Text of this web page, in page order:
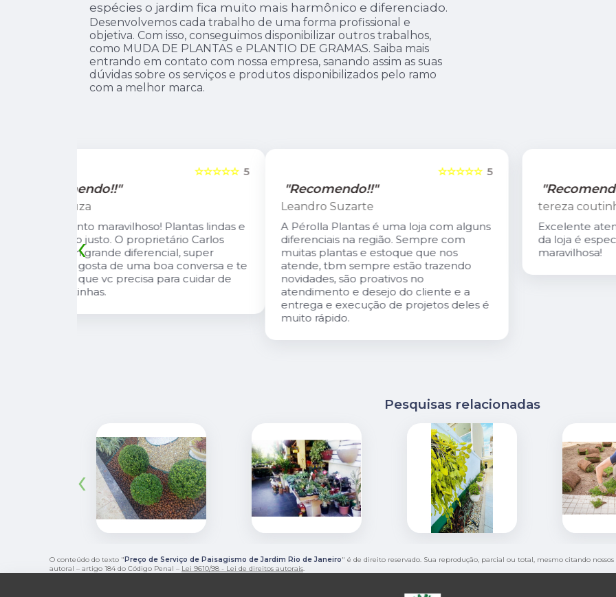
espécies o jardim fica muito mais harmônico e diferenciado.
Desenvolvemos cada trabalho de uma forma profissional e
objetiva. Com isso, conseguimos disponibilizar outros trabalhos,
como MUDA DE PLANTAS e PLANTIO DE GRAMAS. Saiba mais
entrando em contato com nossa empresa, sanando assim as suas
dúvidas sobre os serviços e produtos disponibilizados pelo ramo
com a melhor marca.
"Recomendo!!"
A Pérolla Plantas é uma loja com alguns
diferenciais na região. Sempre com
muitas plantas e estoque que nos
atende, tbm sempre estão trazendo
novidades, são proativos no
atendimento e desejo do cliente e a
entrega e execução de projetos deles é
muito rápido.
"Recomendo!!"
tereza coutinho
Excelente atendimento. O Carlis,dono
da loja é especialmente gentil. A loja é
maravilhosa!
‹
Pesquisas relacionadas
‹
O conteúdo do texto "Preço de Serviço de Paisagismo de Jardim Rio de Janeiro" é de direito reservado. Sua reprodução, parcial ou total, mesmo citando
autoral – artigo 184 do Código Penal – Lei 9610/98 - Lei de direitos autorais